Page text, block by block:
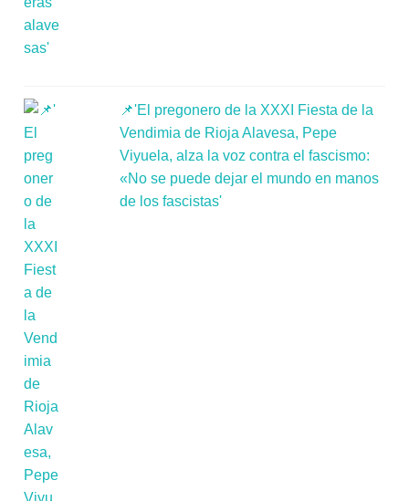
📌'El pregonero de la XXXI Fiesta de la
Vendimia de Rioja Alavesa, Pepe
Viyuela, alza la voz contra el fascismo:
«No se puede dejar el mundo en manos
de los fascistas'